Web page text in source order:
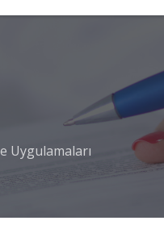
Uygulamaları